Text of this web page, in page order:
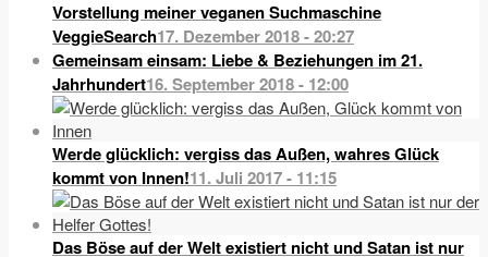
Vorstellung meiner veganen Suchmaschine
VeggieSearch17. Dezember 2018 - 20:27
Gemeinsam einsam: Liebe & Beziehungen im 21.
Jahrhundert16. September 2018 - 12:00
Werde glücklich: vergiss das Außen, wahres Glück
kommt von Innen!11. Juli 2017 - 11:15
Das Böse auf der Welt existiert nicht und Satan ist nur